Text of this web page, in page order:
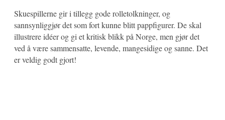
Skuespillerne gir i tillegg gode rolletolkninger, og
sannsynliggjør det som fort kunne blitt pappfigurer. De skal
illustrere idéer og gi et kritisk blikk på Norge, men gjør det
ved å være sammensatte, levende, mangesidige og sanne. Det
er veldig godt gjort!